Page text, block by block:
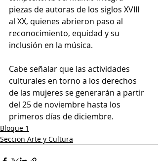
piezas de autoras de los siglos XVIII
al XX, quienes abrieron paso al
reconocimiento, equidad y su
inclusión en la música.
Cabe señalar que las actividades
culturales en torno a los derechos
de las mujeres se generarán a partir
del 25 de noviembre hasta los
primeros días de diciembre.
Bloque 1
Seccion Arte y Cultura